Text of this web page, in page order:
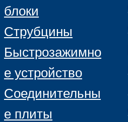
блоки
Струбцины
Быстрозажимно
е устройство
Соединительны
е плиты